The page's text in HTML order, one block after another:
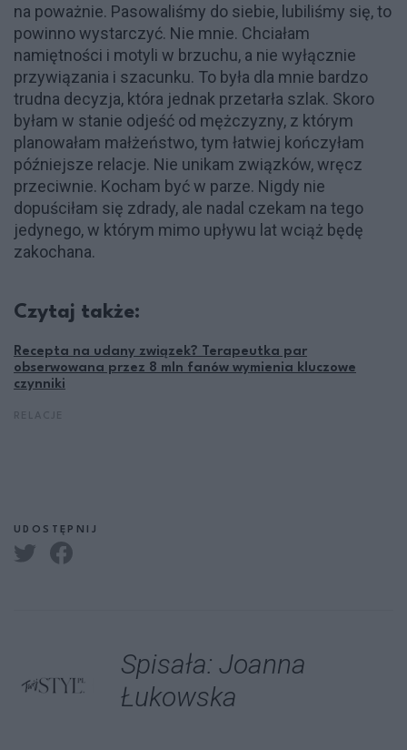
na poważnie. Pasowaliśmy do siebie, lubiliśmy się, to
powinno wystarczyć. Nie mnie. Chciałam
namiętności i motyli w brzuchu, a nie wyłącznie
przywiązania i szacunku. To była dla mnie bardzo
trudna decyzja, która jednak przetarła szlak. Skoro
byłam w stanie odjeść od mężczyzny, z którym
planowałam małżeństwo, tym łatwiej kończyłam
późniejsze relacje. Nie unikam związków, wręcz
przeciwnie. Kocham być w parze. Nigdy nie
dopuściłam się zdrady, ale nadal czekam na tego
jedynego, w którym mimo upływu lat wciąż będę
zakochana.
Czytaj także:
Recepta na udany związek? Terapeutka par
obserwowana przez 8 mln fanów wymienia kluczowe
czynniki
UDOSTĘPNIJ
Spisała: Joanna
Łukowska